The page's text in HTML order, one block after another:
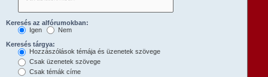
Keresés az alfórumokban:
Igen
Nem
Keresés tárgya:
Hozzászólások témája és üzenetek szövege
Csak üzenetek szövege
Csak témák címe